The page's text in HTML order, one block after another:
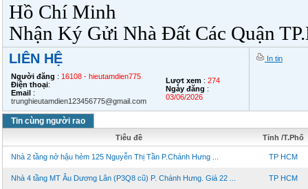
Hồ Chí Minh
Nhận Ký Gửi Nhà Đất Các Quận
LIÊN HỆ
Người đăng : 16108 - hieutamdien775
Điện thoại:
Email :
trunghieutamdien123456775@gmail.com
Lượt xem : 274
Ngày đăng :
03/06/2026
In tin
Tin cùng người rao
Tiêu đề Tỉnh /T.Phố
Nhà 2 tầng nở hậu hẻm 125 Nguyễn Thị Tần P.Chánh Hưng ... TP HCM
Nhà 4 tầng MT Âu Dương Lân (P3Q8 cũ) P. Chánh Hưng. Giá 22 ... TP HCM